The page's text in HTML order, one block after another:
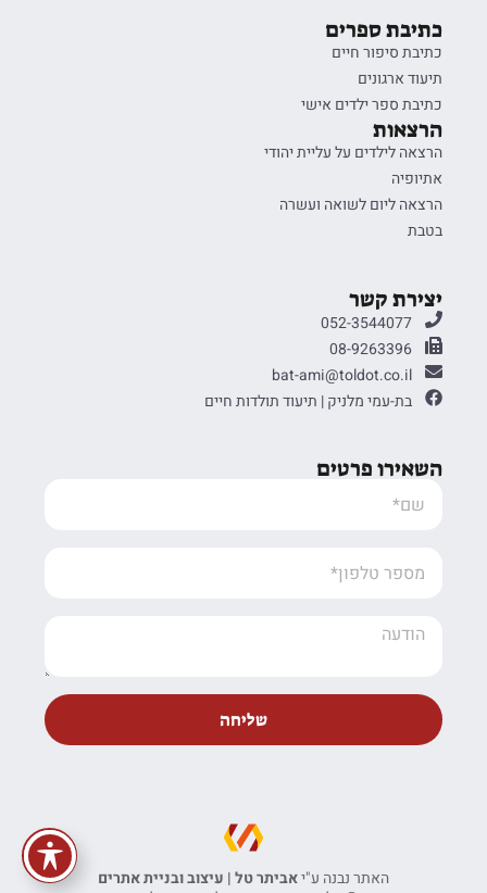
כתיבת ספרים
כתיבת סיפור חיים
תיעוד ארגונים
כתיבת ספר ילדים אישי
הרצאות
הרצאה לילדים על עליית יהודי
אתיופיה
הרצאה ליום לשואה ועשרה
בטבת
יצירת קשר
052-3544077
08-9263396
bat-ami@toldot.co.il
בת-עמי מלניק | תיעוד תולדות חיים
השאירו פרטים
שליחה
האתר נבנה ע"יאביתר טל | עיצוב ובניית אתרים